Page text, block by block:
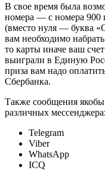
В свое время была
номера — с номера 900
(вместо нуля — буква
вам необходимо
то карты иначе ваш
выиграли в Единую
приза вам надо
Сбербанка.
Также сообщения
различных
Telegram
Viber
WhatsApp
ICQ